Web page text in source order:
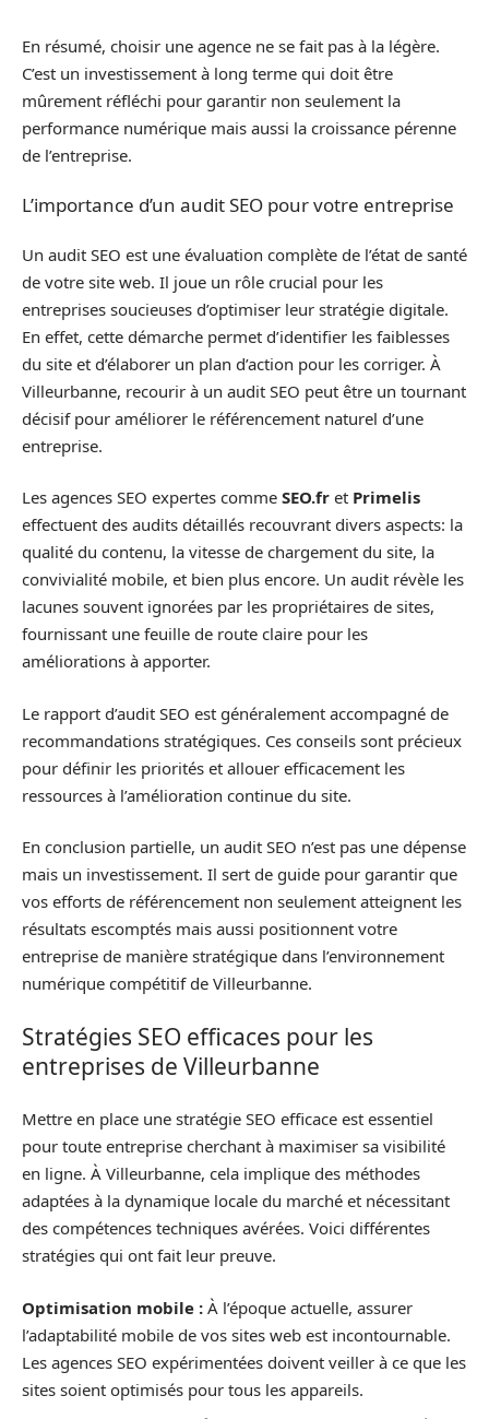
En résumé, choisir une agence ne se fait pas à la légère.
C’est un investissement à long terme qui doit être
mûrement réfléchi pour garantir non seulement la
performance numérique mais aussi la croissance pérenne
de l’entreprise.
L’importance d’un audit SEO pour votre entreprise
Un audit SEO est une évaluation complète de l’état de santé
de votre site web. Il joue un rôle crucial pour les
entreprises soucieuses d’optimiser leur stratégie digitale.
En effet, cette démarche permet d’identifier les faiblesses
du site et d’élaborer un plan d’action pour les corriger. À
Villeurbanne, recourir à un audit SEO peut être un tournant
décisif pour améliorer le référencement naturel d’une
entreprise.
Les agences SEO expertes comme SEO.fr et Primelis
effectuent des audits détaillés recouvrant divers aspects: la
qualité du contenu, la vitesse de chargement du site, la
convivialité mobile, et bien plus encore. Un audit révèle les
lacunes souvent ignorées par les propriétaires de sites,
fournissant une feuille de route claire pour les
améliorations à apporter.
Le rapport d’audit SEO est généralement accompagné de
recommandations stratégiques. Ces conseils sont précieux
pour définir les priorités et allouer efficacement les
ressources à l’amélioration continue du site.
En conclusion partielle, un audit SEO n’est pas une dépense
mais un investissement. Il sert de guide pour garantir que
vos efforts de référencement non seulement atteignent les
résultats escomptés mais aussi positionnent votre
entreprise de manière stratégique dans l’environnement
numérique compétitif de Villeurbanne.
Stratégies SEO efficaces pour les
entreprises de Villeurbanne
Mettre en place une stratégie SEO efficace est essentiel
pour toute entreprise cherchant à maximiser sa visibilité
en ligne. À Villeurbanne, cela implique des méthodes
adaptées à la dynamique locale du marché et nécessitant
des compétences techniques avérées. Voici différentes
stratégies qui ont fait leur preuve.
Optimisation mobile : À l’époque actuelle, assurer
l’adaptabilité mobile de vos sites web est incontournable.
Les agences SEO expérimentées doivent veiller à ce que les
sites soient optimisés pour tous les appareils.